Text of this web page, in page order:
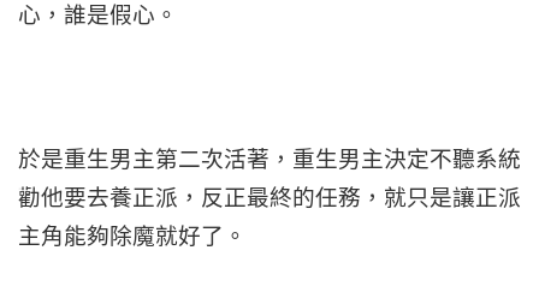
心，誰是假心。
於是重生男主第二次活著，重生男主決定不聽系統
勸他要去養正派，反正最終的任務，就只是讓正派
主角能夠除魔就好了。